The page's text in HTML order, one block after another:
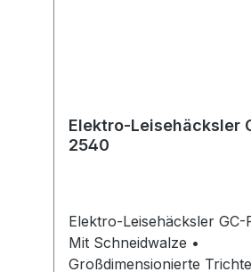
Elektro-Leisehäcksler
2540
Elektro-Leisehäcksler GC-
Mit Schneidwalze •
Großdimensionierte